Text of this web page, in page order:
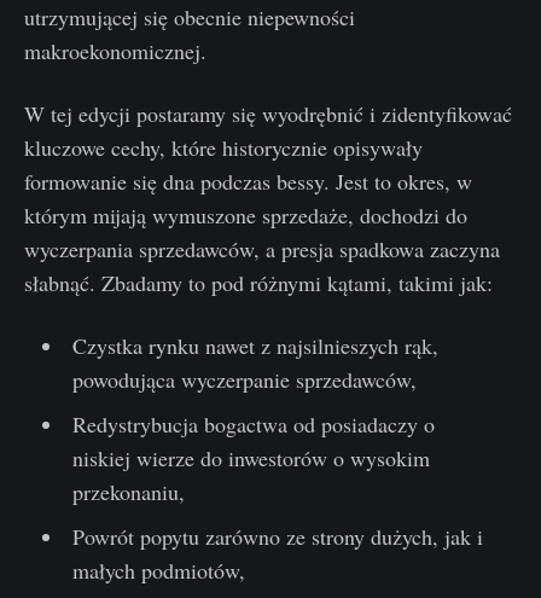
utrzymującej się obecnie niepewności
makroekonomicznej.
W tej edycji postaramy się wyodrębnić i zidentyfikować
kluczowe cechy, które historycznie opisywały
formowanie się dna podczas bessy. Jest to okres, w
którym mijają wymuszone sprzedaże, dochodzi do
wyczerpania sprzedawców, a presja spadkowa zaczyna
słabnąć. Zbadamy to pod różnymi kątami, takimi jak:
Czystka rynku nawet z najsilnieszych rąk,
powodująca wyczerpanie sprzedawców,
Redystrybucja bogactwa od posiadaczy o
niskiej wierze do inwestorów o wysokim
przekonaniu,
Powrót popytu zarówno ze strony dużych, jak i
małych podmiotów,